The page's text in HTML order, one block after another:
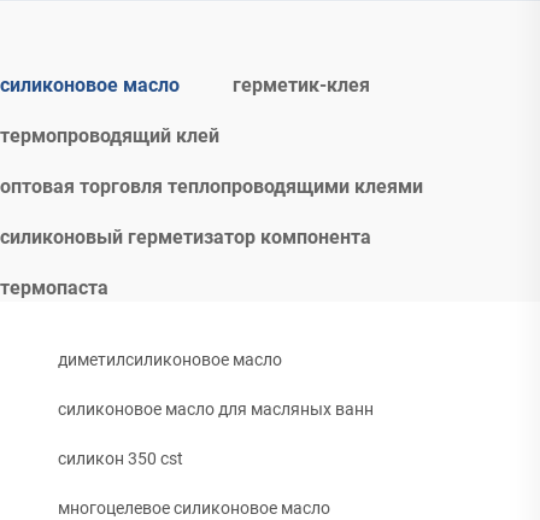
силиконовое масло герметик-клея
термопроводящий клей
оптовая торговля теплопроводящими клеями
силиконовый герметизатор компонента
термопаста
диметилсиликоновое масло
силиконовое масло для масляных ванн
силикон 350 cst
многоцелевое силиконовое масло